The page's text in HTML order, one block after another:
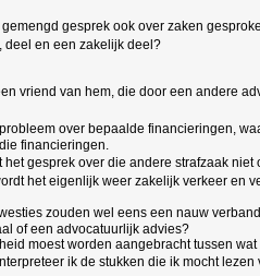
gesprek ook over zaken
en een zakelijk deel?
vriend van hem, die door een andere
over bepaalde financieringen,
financieringen.
gesprek over die andere strafzaak
het eigenlijk weer zakelijk verkeer en
zouden wel eens een nauw
of een advocatuurlijk advies?
moest worden aangebracht tussen
ik de stukken die ik mocht